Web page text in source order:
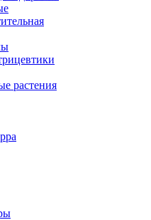
растения